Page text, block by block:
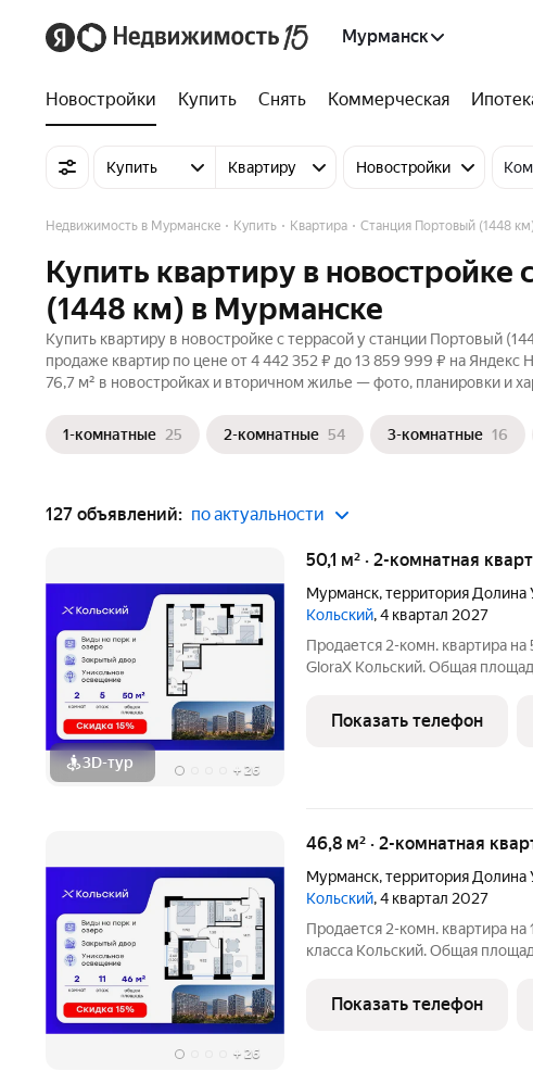
Мурманск
Новостройки Купить Снять Коммерческая
Купить Квартиру Новостройки
Недвижимость в Мурманске Купить Квартира Станция Портовый (1448 км)
Купить квартиру в
(1448 км) в Мурманске
Купить квартиру в новостройке с террасой у станции Портовый
продаже квартир по цене от 4 442 352 ₽ до 13 859 999 ₽ на
76,7 м² в новостройках и вторичном жилье — фото, планировки и
1-комнатные 25 2-комнатные 54 3-комнатные 16
127 объявлений: по актуальности
3D-тур + 26
50,1 м² · 2-комнатная
Мурманск,территория Долина
Кольский, 4 квартал 2027
Продается 2-комн. квартира
GloraX Кольский. Общая
кухонную зону. Номер
Преимущества
Показать телефон
+ 26
46,8 м² · 2-комнатная
Мурманск,территория Долина
Кольский, 4 квартал 2027
Продается 2-комн. квартира
класса Кольский. Общая
зону. Номер квартиры - 348.
Показать телефон